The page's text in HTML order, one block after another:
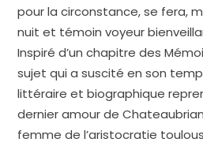
pour la circonstance, se fera,
nuit et témoin voyeur
Inspiré d’un chapitre des
sujet qui a suscité en son
littéraire et biographique
dernier amour de
femme de l’aristocratie